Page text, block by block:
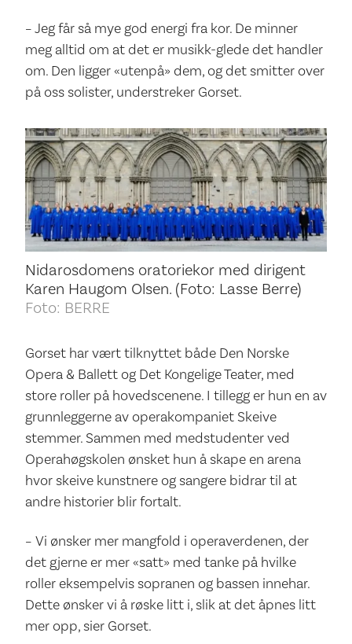
– Jeg får så mye god energi fra kor. De minner
meg alltid om at det er musikk-glede det handler
om. Den ligger «utenpå» dem, og det smitter over
på oss solister, understreker Gorset.
Nidarosdomens oratoriekor med dirigent
Karen Haugom Olsen. (Foto: Lasse Berre)
Foto: BERRE
Gorset har vært tilknyttet både Den Norske
Opera & Ballett og Det Kongelige Teater, med
store roller på hovedscenene. I tillegg er hun en av
grunnleggerne av operakompaniet Skeive
stemmer. Sammen med medstudenter ved
Operahøgskolen ønsket hun å skape en arena
hvor skeive kunstnere og sangere bidrar til at
andre historier blir fortalt.
– Vi ønsker mer mangfold i operaverdenen, der
det gjerne er mer «satt» med tanke på hvilke
roller eksempelvis sopranen og bassen innehar.
Dette ønsker vi å røske litt i, slik at det åpnes litt
mer opp, sier Gorset.